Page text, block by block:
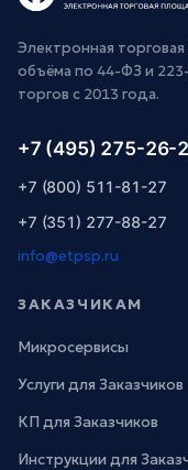
Электронная
объёма по 44-ФЗ и
торгов с 2013 года.
+7 (495) 275-26-
+7 (800) 511-81-27
+7 (351) 277-88-27
info@etpsp.ru
ЗАКАЗЧИКАМ
Микросервисы
Услуги для Заказчиков
КП для Заказчиков
Инструкции для